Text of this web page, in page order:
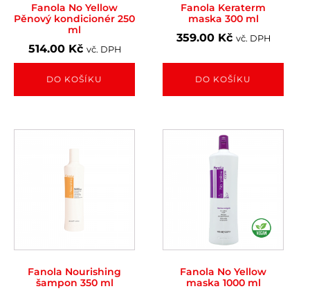
Fanola No Yellow
Pěnový kondicionér 250
ml
514.00 Kč vč. DPH
DO KOŠÍKU
Fanola Keraterm
maska 300 ml
359.00 Kč vč. DPH
DO KOŠÍKU
Fanola Nourishing
šampon 350 ml
Fanola No Yellow
maska 1000 ml